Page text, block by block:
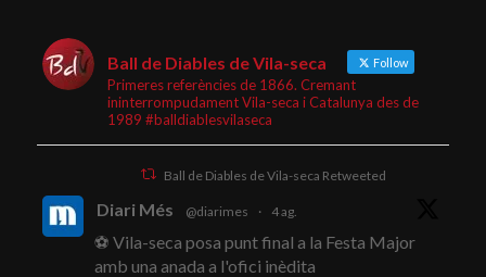
Ball de Diables de Vila-seca Follow
Primeres referències de 1866. Cremant
ininterrompudament Vila-seca i Catalunya des de
1989 #balldiablesvilaseca
Ball de Diables de Vila-seca Retweeted
Diari Més @diarimes · 4 ag.
⚽ Vila-seca posa punt final a la Festa Major
amb una anada a l'ofici inèdita